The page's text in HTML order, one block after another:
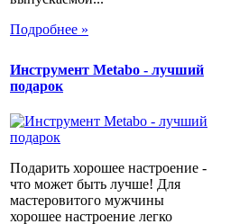
Подробнее »
Инструмент Metabo - лучший
подарок
Подарить хорошее настроение -
что может быть лучше! Для
мастеровитого мужчины
хорошее настроение легко